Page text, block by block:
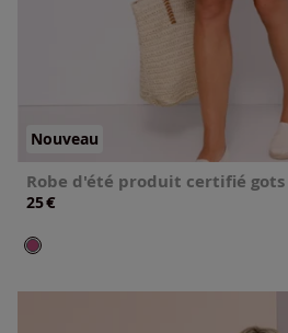
Nouveau
Robe d'été produit certifié gots
25€